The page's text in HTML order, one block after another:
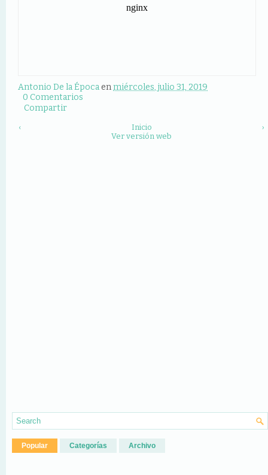
Antonio De la Épocaenmiércoles, julio 31, 2019
0 Comentarios
Compartir
‹ ›
Inicio
Ver versión web
Popular Categorías Archivo